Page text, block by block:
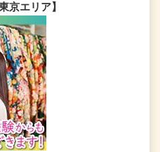
京エリア】